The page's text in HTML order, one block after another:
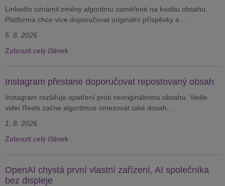
LinkedIn oznámil změny algoritmu zaměřené na kvalitu obsahu.
Platforma chce více doporučovat originální příspěvky a...
5. 8. 2026
Zobrazit celý článek
Instagram přestane doporučovat repostovaný obsah
Instagram rozšiřuje opatření proti neoriginálnímu obsahu. Vedle
videí Reels začne algoritmus omezovat také dosah...
1. 8. 2026
Zobrazit celý článek
OpenAI chystá první vlastní zařízení, AI společníka
bez displeje